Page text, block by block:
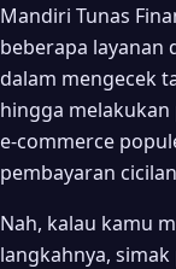
Cara Bayar
Tips Agar Tidak
Aktifkan
Simpan
Bayar
Mandiri Tunas
beberapa layanan
dalam mengecek
hingga melakukan
e-commerce
pembayaran
Nah, kalau kamu
langkahnya,